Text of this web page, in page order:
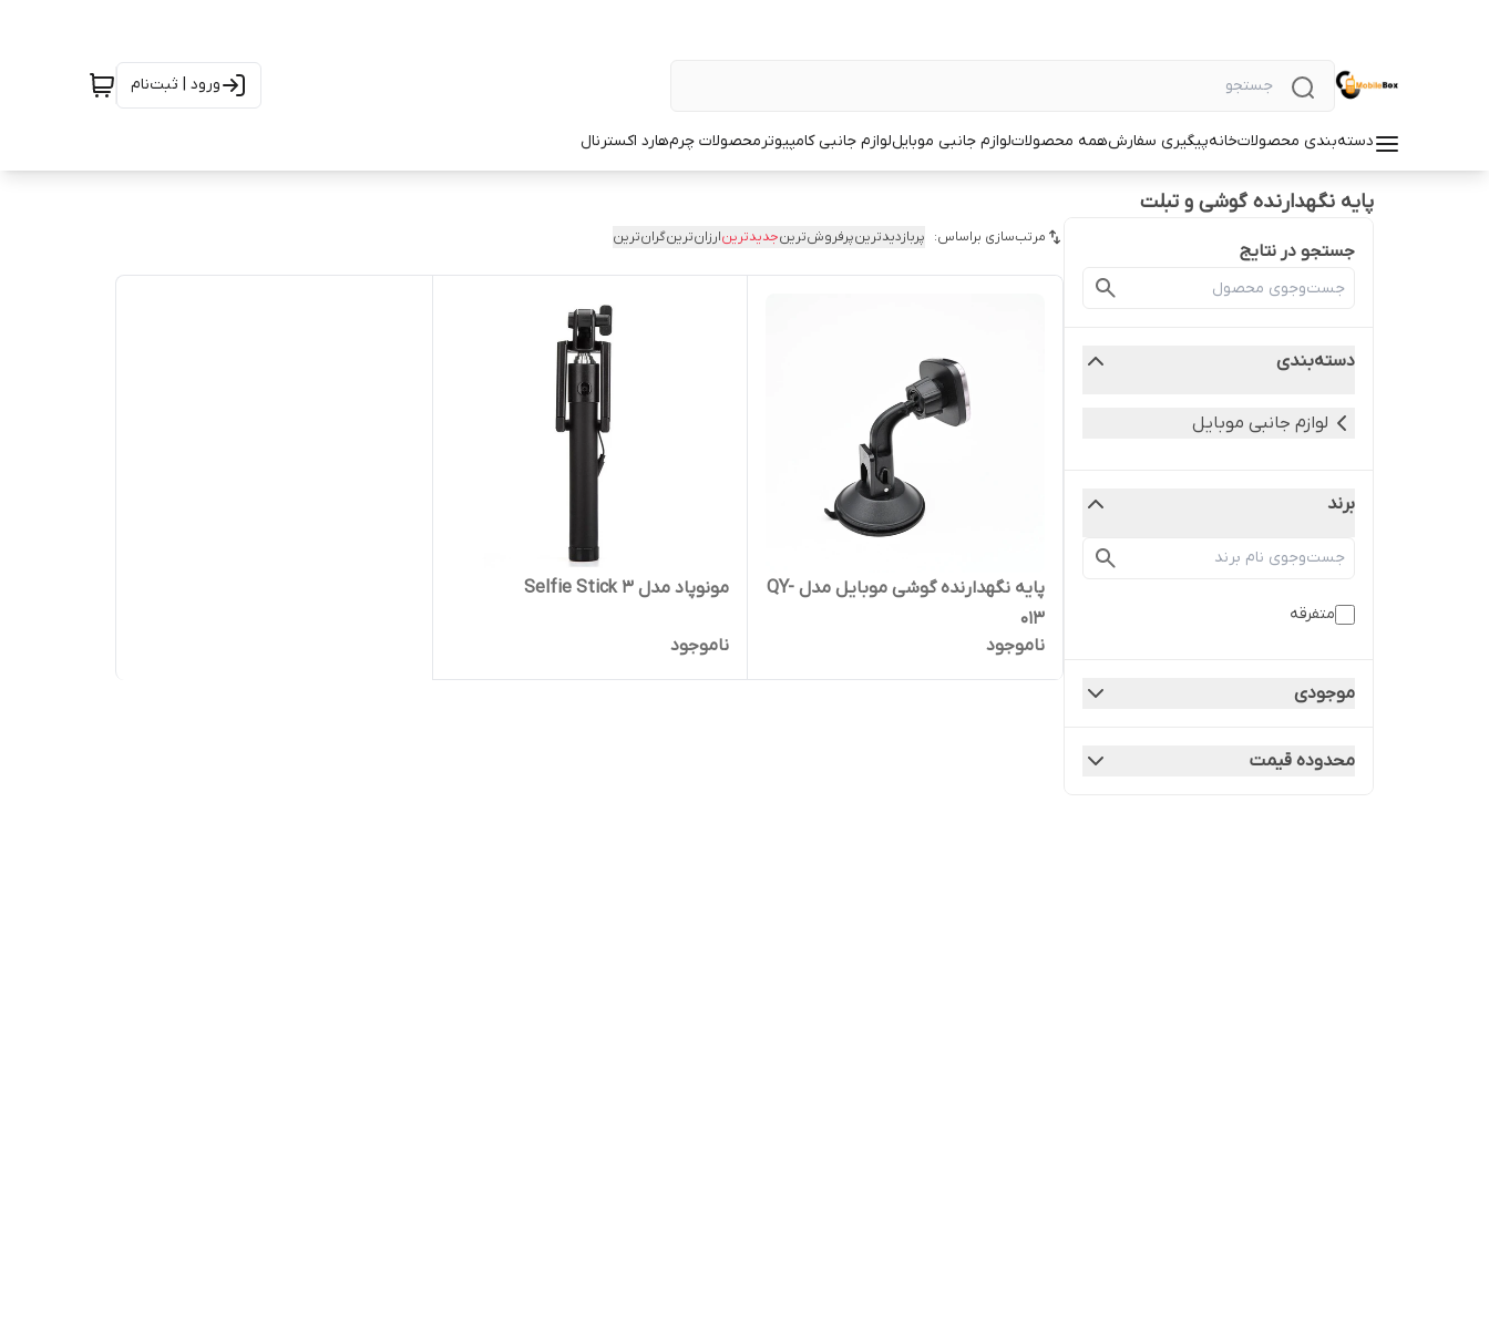
ورود | ثبت‌نام
دسته‌بندی محصولاتخانهپیگیری سفارشهمه محصولاتلوازم جانبی موبایللوازم جانبی کامپیوترمحصولات چرمهارد اکسترنال
پایه نگهدارنده گوشی و تبلت
جستجو در نتایج
دسته‌بندی
لوازم جانبی موبایل
برند
متفرقه
موجودی
محدوده قیمت
مرتب‌سازی براساس: پربازدیدترینپرفروش‌ترینجدیدترینارزان‌ترینگران‌ترین
پایه نگهدارنده گوشی موبایل مدل QY-
013
ناموجود
مونوپاد مدل Selfie Stick 3
ناموجود